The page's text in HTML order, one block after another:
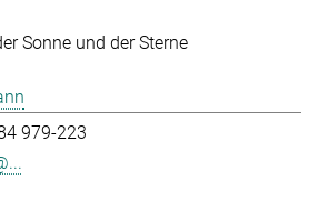
Sonne und der Sterne
979-223